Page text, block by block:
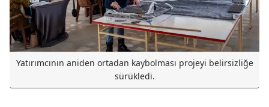
Yatırımcının aniden ortadan kaybolması projeyi belirsizliğe
sürükledi.